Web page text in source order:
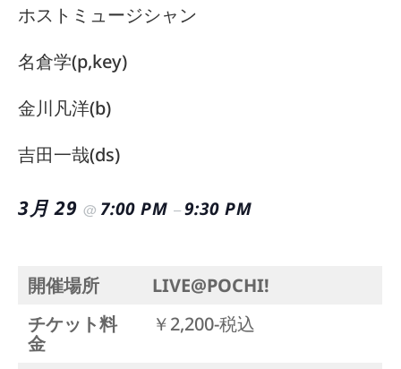
ホストミュージシャン
名倉学(p,key)
金川凡洋(b)
吉田一哉(ds)
3月 29 @ 7:00 PM –9:30 PM
開催場所
LIVE@POCHI!
チケット料
金
￥2,200-税込